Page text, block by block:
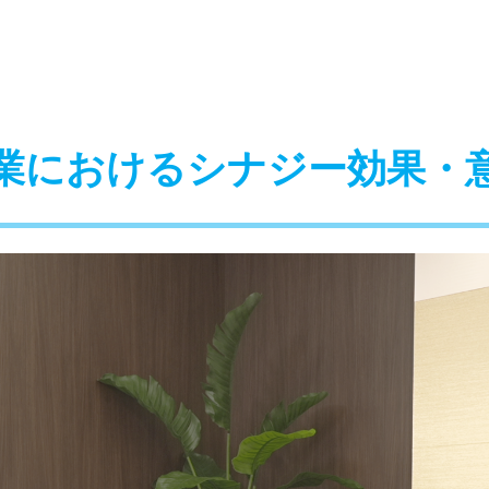
におけるシナジー効果・